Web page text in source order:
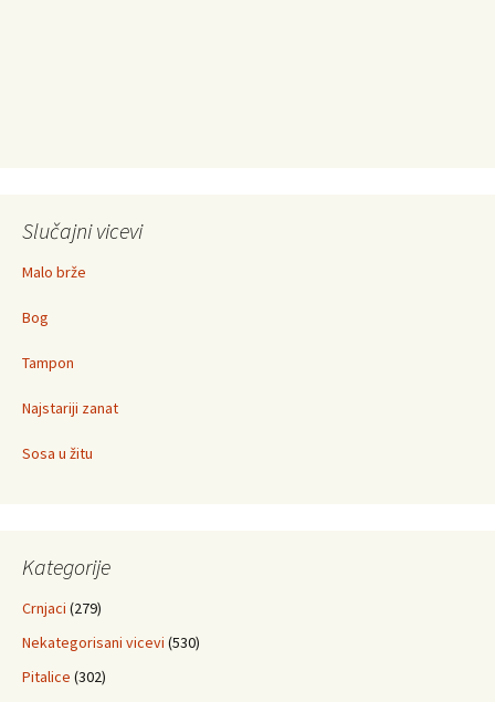
Slučajni vicevi
Malo brže
Bog
Tampon
Najstariji zanat
Sosa u žitu
Kategorije
Crnjaci (279)
Nekategorisani vicevi (530)
Pitalice (302)